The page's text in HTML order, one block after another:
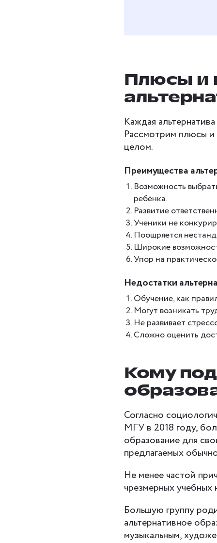
Плюсы и
Каждая
Рассмотрим плюсы и
целом.
Преимущества
Возможность
ребёнка.
Развитие
Ученики не
Поощряется
Широкие
Упор на
Недостатки
Обучение, как
Могут возникать
Не развивает
Сложно оценить
Кому
Согласно
МГУ в 2018 году,
образование для
предлагаемых
Не менее частой
чрезмерных учебных
Большую группу
альтернативное
музыкальным,